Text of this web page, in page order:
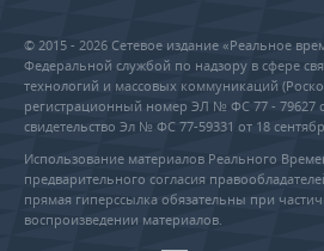
© 2015 - 2026 Сетевое издание «Реальное
Федеральной службой по надзору в сфере
технологий и массовых коммуникаций
регистрационный номер ЭЛ № ФС 77 - 79627
свидетельство Эл № ФС 77-59331 от 18
Использование материалов Реального
предварительного согласия
прямая гиперссылка обязательны при
воспроизведении материалов.